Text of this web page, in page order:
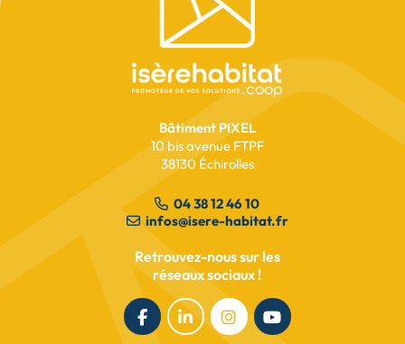
de
page
Bâtiment PIXEL
10 bis avenue FTPF
38130 Échirolles
04 38 12 46 10
infos@isere-habitat.fr
Retrouvez-nous sur les
réseaux sociaux !